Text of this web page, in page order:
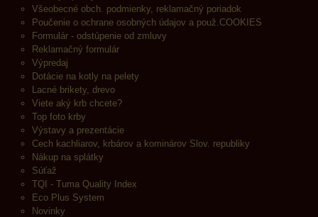
Všeobecné obch. podmienky, reklamačný poriadok
Poučenie o ochrane osobných údajov a použ.COOKIES
Formulár - odstúpenie od zmluvy
Reklamačný formulár
Výpredaj
Dotácie na kotly na pelety
Lacné brikety, drevo
Viete aký krb chcete?
Top foto krby
Výstavy a prezentácie
Cech kachliarov, krbárov a kominárov Slov. republiky
Nákup na splátky
Súťaž
TQI - Tuma Quality Index
Eco Plus System
Novinky